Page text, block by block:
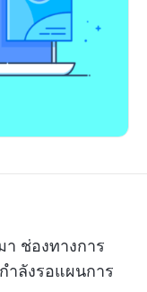
ช่องทางการ
ลังรอแผนการ